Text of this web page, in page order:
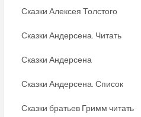
Сказки Алексея Толстого
Сказки Андерсена. Читать
Сказки Андерсена
Сказки Андерсена. Список
Сказки братьев Гримм читать